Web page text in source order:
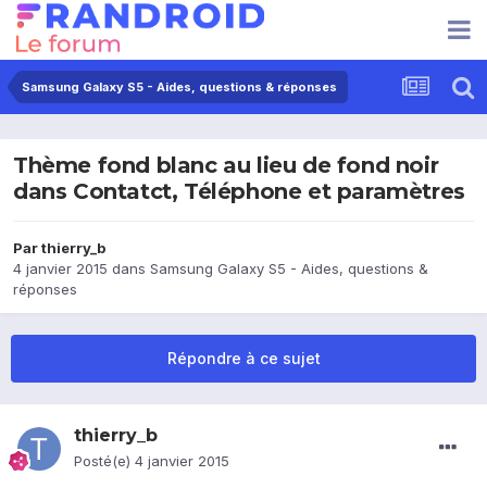
Samsung Galaxy S5 - Aides, questions & réponses
Thème fond blanc au lieu de fond noir
dans Contatct, Téléphone et paramètres
Parthierry_b
4 janvier 2015 dans Samsung Galaxy S5 - Aides, questions &
réponses
Répondre à ce sujet
thierry_b
Posté(e) 4 janvier 2015